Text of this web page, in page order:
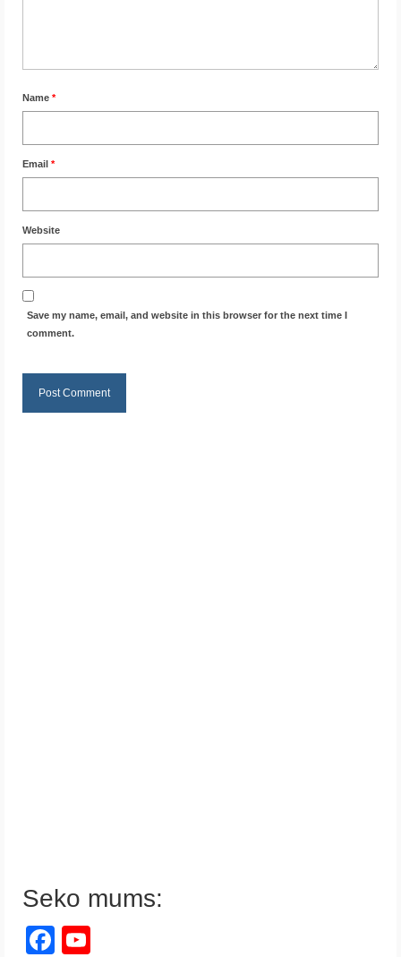
Name *
Email *
Website
Save my name, email, and website in this browser for the next time I
comment.
Seko mums:
Facebook